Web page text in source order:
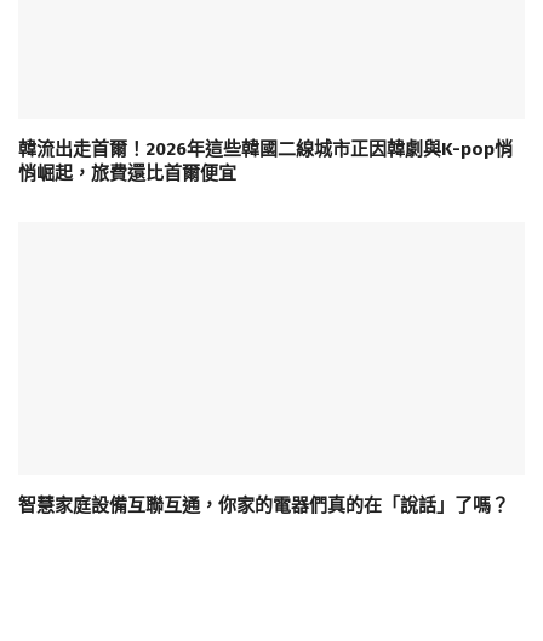
韓流出走首爾！2026年這些韓國二線城市正因韓劇與K-pop悄
悄崛起，旅費還比首爾便宜
智慧家庭設備互聯互通，你家的電器們真的在「說話」了嗎？